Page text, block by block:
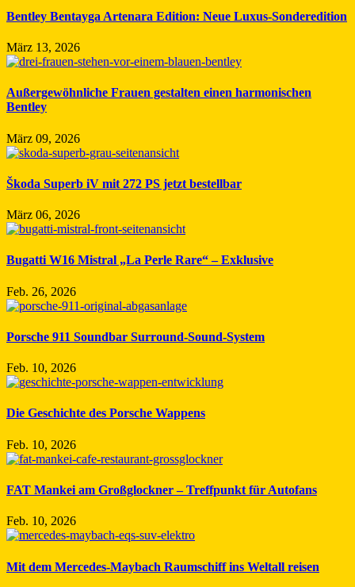
Bentley Bentayga Artenara Edition: Neue Luxus-Sonderedition
März 13, 2026
Außergewöhnliche Frauen gestalten einen harmonischen
Bentley
März 09, 2026
Škoda Superb iV mit 272 PS jetzt bestellbar
März 06, 2026
Bugatti W16 Mistral „La Perle Rare“ – Exklusive
Feb. 26, 2026
Porsche 911 Soundbar Surround-Sound-System
Feb. 10, 2026
Die Geschichte des Porsche Wappens
Feb. 10, 2026
FAT Mankei am Großglockner – Treffpunkt für Autofans
Feb. 10, 2026
Mit dem Mercedes-Maybach Raumschiff ins Weltall reisen